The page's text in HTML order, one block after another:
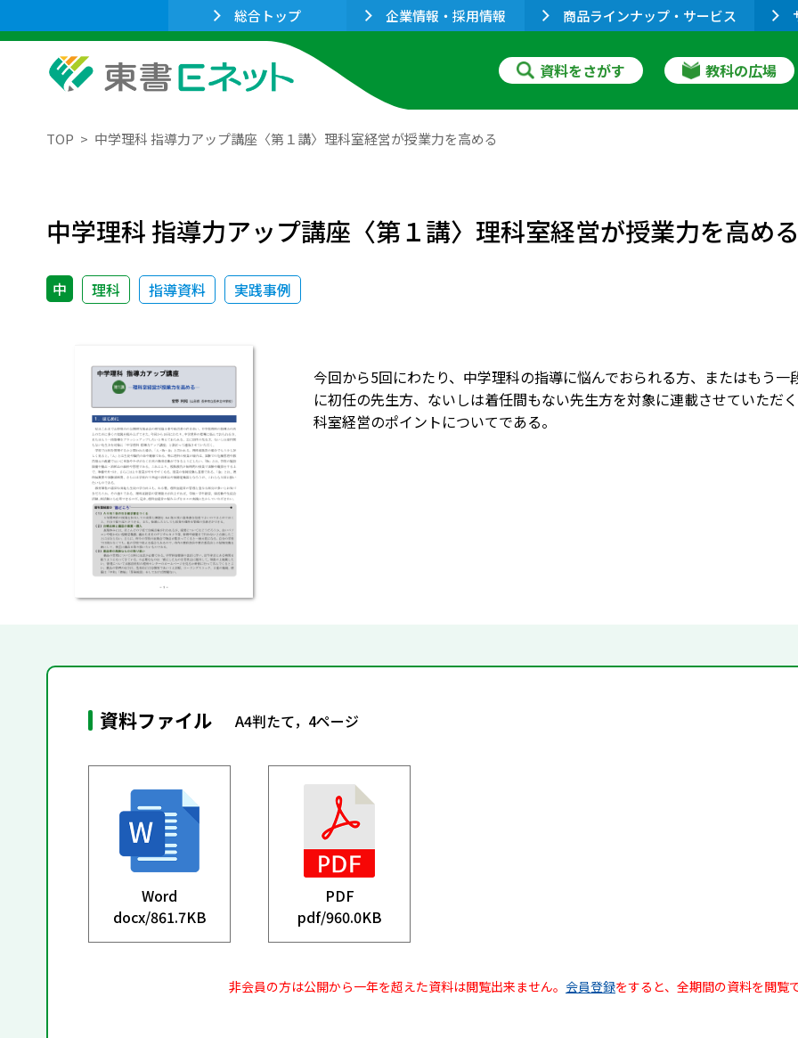
総合トップ 企業情報・採用情報 商品ラインナップ・サービス
資料をさがす 教科の広場
TOP 中学理科 指導力アップ講座〈第１講〉理科室経営が授業力を高める
中学理科 指導力アップ講座〈第１講〉理科室経営が授業力を高める
中 理科 指導資料 実践事例
今回から5回にわたり、中学理科の指導に悩んでおられる方、またはもう
に初任の先生方、ないしは着任間もない先生方を対象に連載させていただ
科室経営のポイントについてである。
資料ファイル A4判たて，4ページ
Word
docx/861.7KB
PDF
pdf/960.0KB
非会員の方は公開から一年を超えた資料は閲覧出来ません。 会員登録をすると、全期間の資料を閲覧